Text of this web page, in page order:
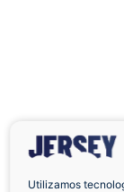
Utilizamos